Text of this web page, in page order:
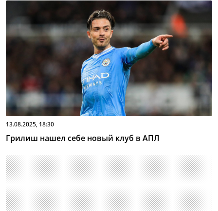
13.08.2025, 18:30
Грилиш нашел себе новый клуб в АПЛ